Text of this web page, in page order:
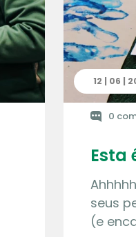
12 | 06 |
0
Esta
seus
(e